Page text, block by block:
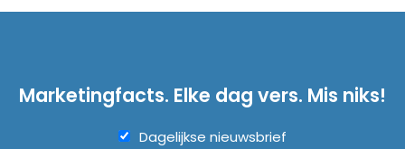
Marketingfacts. Elke dag vers. Mis niks!
Dagelijkse nieuwsbrief